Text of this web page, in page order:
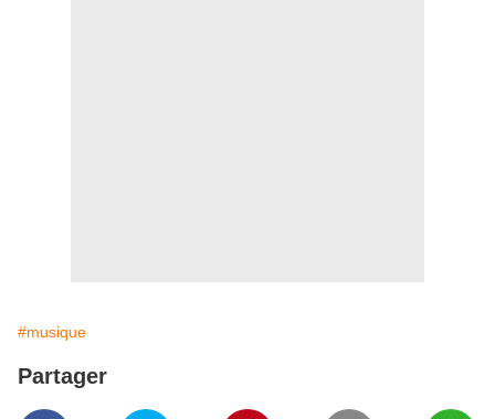
#musique
Partager